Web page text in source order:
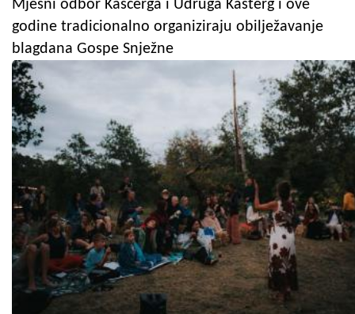
Mjesni odbor Kašćerga i Udruga Kasterg i ove
godine tradicionalno organiziraju obilježavanje
blagdana Gospe Snježne